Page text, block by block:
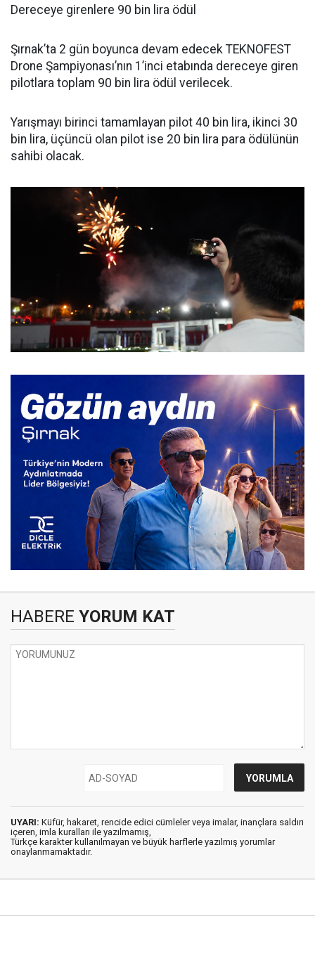
Dereceye girenlere 90 bin lira ödül
Şırnak’ta 2 gün boyunca devam edecek TEKNOFEST
Drone Şampiyonası’nın 1’inci etabında dereceye giren
pilotlara toplam 90 bin lira ödül verilecek.
Yarışmayı birinci tamamlayan pilot 40 bin lira, ikinci 30
bin lira, üçüncü olan pilot ise 20 bin lira para ödülünün
sahibi olacak.
HABERE YORUM KAT
UYARI: Küfür, hakaret, rencide edici cümleler veya imalar, inançlara saldırı
içeren, imla kuralları ile yazılmamış,
Türkçe karakter kullanılmayan ve büyük harflerle yazılmış yorumlar
onaylanmamaktadır.